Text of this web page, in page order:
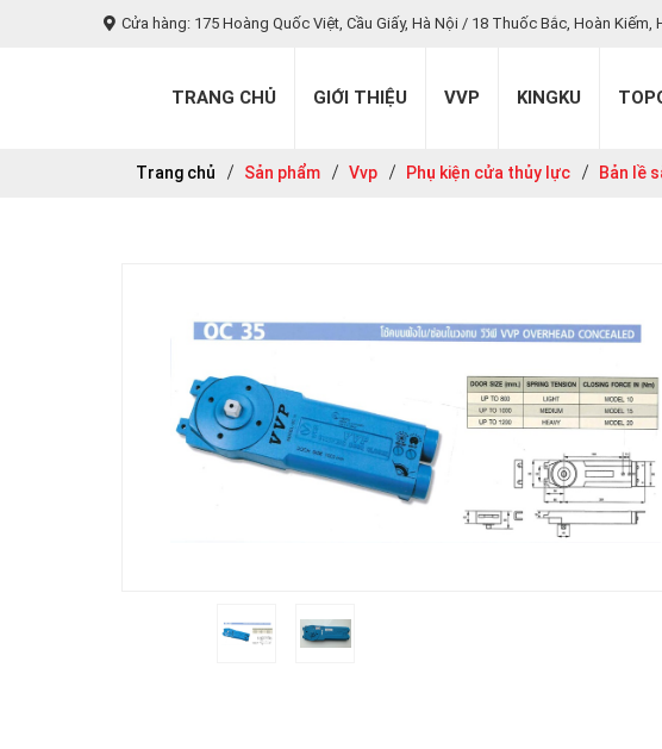
Cửa hàng: 175 Hoàng Quốc Việt, Cầu Giấy, Hà Nội / 18 Thuốc Bắc, Hoàn Kiếm,
TRANG CHỦ GIỚI THIỆU VVP KINGKU
Trang chủ Sản phẩm Vvp Phụ kiện cửa thủy lực Bản lề